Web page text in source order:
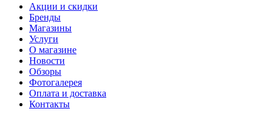
Акции и скидки
Бренды
Магазины
Услуги
О магазине
Новости
Обзоры
Фотогалерея
Оплата и доставка
Контакты